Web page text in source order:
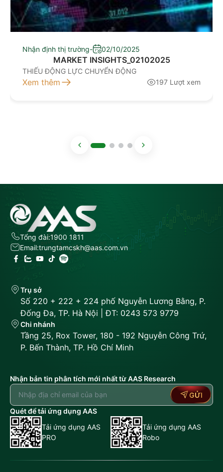
Nhận định thị trường- 02/10/2025
MARKET INSIGHTS_02102025
THIẾU ĐỘNG LỰC CHUYỂN ĐỘNG
Xem thêm 197 Lượt xem
Tổng đài:1900 1811
Email:trungtamcskh@aas.com.vn
Trụ sở
Số 220 + 222 + 224 phố Nguyễn Lương Bằng, P.
Đống Đa, TP. Hà Nội | ĐT: 0243 573 9779
Chi nhánh
Tầng 25, Rox Tower, 180 - 192 Nguyễn Công Trứ,
P. Bến Thành, TP. Hồ Chí Minh
Nhận bản tin phân tích mới nhất từ AAS Research
GỬI
Quét để tải ứng dụng AAS
Tải ứng dụng AAS
PRO
Tải ứng dụng AAS
Robo